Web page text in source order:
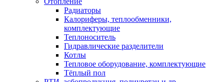
Радиаторы
Калориферы, теплообменники,
комплектующие
Теплоноситель
Гидравлические разделители
Котлы
Тепловое оборудование, комплектующие
Тёплый пол